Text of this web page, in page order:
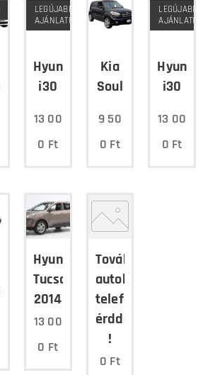
Hyundai
i30
LEGÚJABB
AJÁNLATUNK
13 00
0 Ft
Kia
Soul
9 50
0 Ft
i30
LEGÚJABB
13 00
0 Ft
Hyundai
Tucson
2014
13 00
0 Ft
További
autokról
telefonon
érddeklödjön
!
0 Ft